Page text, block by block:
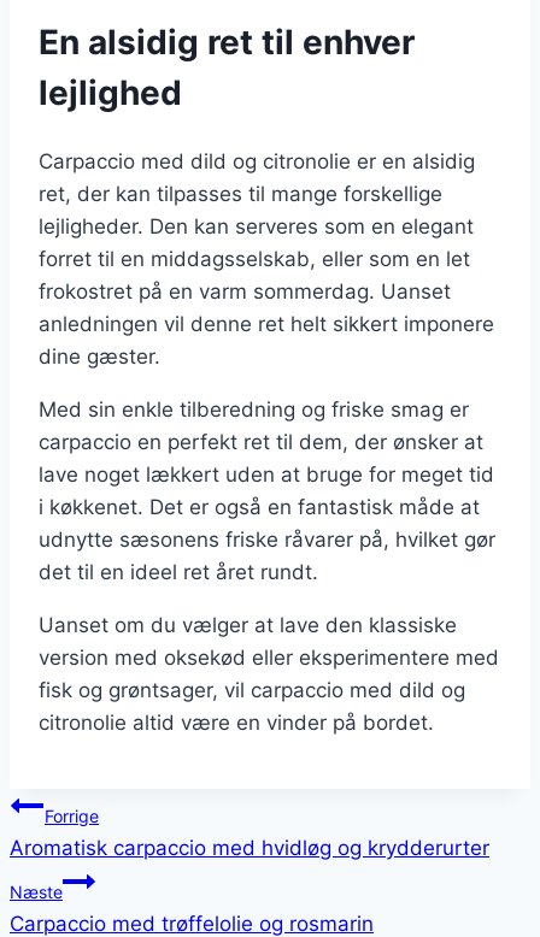
En alsidig ret til enhver
lejlighed
Carpaccio med dild og citronolie er en alsidig
ret, der kan tilpasses til mange forskellige
lejligheder. Den kan serveres som en elegant
forret til en middagsselskab, eller som en let
frokostret på en varm sommerdag. Uanset
anledningen vil denne ret helt sikkert imponere
dine gæster.
Med sin enkle tilberedning og friske smag er
carpaccio en perfekt ret til dem, der ønsker at
lave noget lækkert uden at bruge for meget tid
i køkkenet. Det er også en fantastisk måde at
udnytte sæsonens friske råvarer på, hvilket gør
det til en ideel ret året rundt.
Uanset om du vælger at lave den klassiske
version med oksekød eller eksperimentere med
fisk og grøntsager, vil carpaccio med dild og
citronolie altid være en vinder på bordet.
Indlægsnavigation
Forrige
Aromatisk carpaccio med hvidløg og krydderurter
Næste
Carpaccio med trøffelolie og rosmarin